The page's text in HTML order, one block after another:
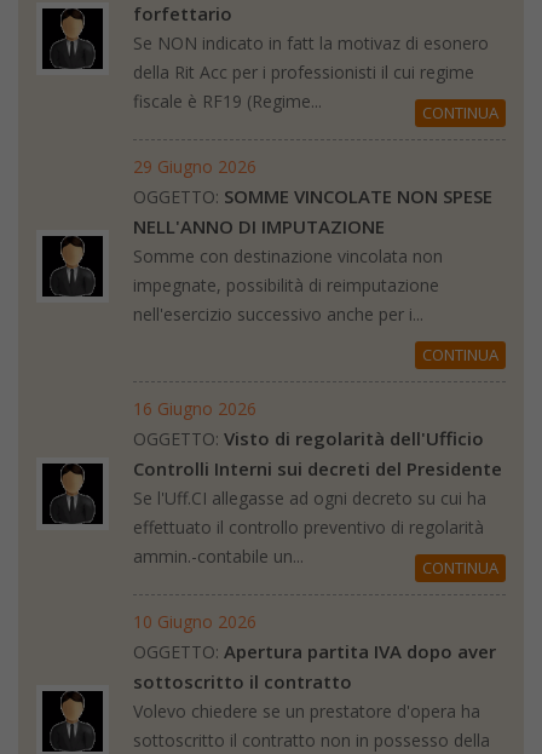
forfettario
Se NON indicato in fatt la motivaz di esonero
della Rit Acc per i professionisti il cui regime
fiscale è RF19 (Regime...
CONTINUA
29 Giugno 2026
OGGETTO: SOMME VINCOLATE NON SPESE
NELL'ANNO DI IMPUTAZIONE
Somme con destinazione vincolata non
impegnate, possibilità di reimputazione
nell'esercizio successivo anche per i...
CONTINUA
16 Giugno 2026
OGGETTO: Visto di regolarità dell'Ufficio
Controlli Interni sui decreti del Presidente
Se l'Uff.CI allegasse ad ogni decreto su cui ha
effettuato il controllo preventivo di regolarità
ammin.-contabile un...
CONTINUA
10 Giugno 2026
OGGETTO: Apertura partita IVA dopo aver
sottoscritto il contratto
Volevo chiedere se un prestatore d'opera ha
sottoscritto il contratto non in possesso della